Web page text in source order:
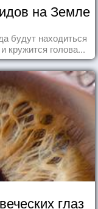
на Земле
будут находиться
кружится голова...
глаз